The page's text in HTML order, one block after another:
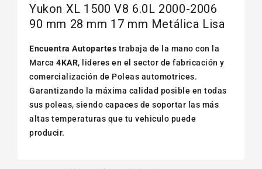
Yukon XL 1500 V8 6.0L 2000-2006
90 mm 28 mm 17 mm Metálica Lisa
Encuentra Autopartes trabaja de la mano con la
Marca 4KAR, lideres en el sector de fabricación y
comercialización de Poleas automotrices.
Garantizando la máxima calidad posible en todas
sus poleas, siendo capaces de soportar las más
altas temperaturas que tu vehiculo puede
producir.